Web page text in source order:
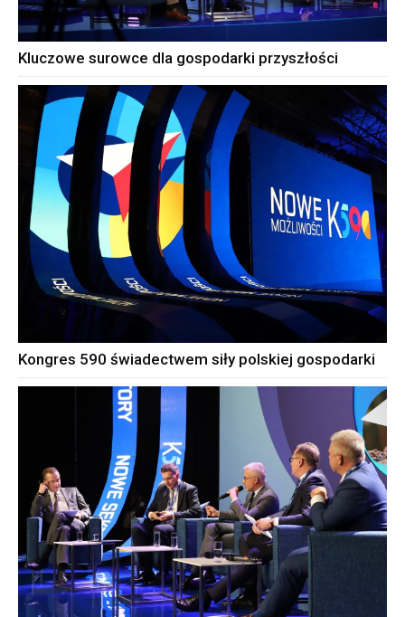
Kluczowe surowce dla gospodarki przyszłości
Kongres 590 świadectwem siły polskiej gospodarki